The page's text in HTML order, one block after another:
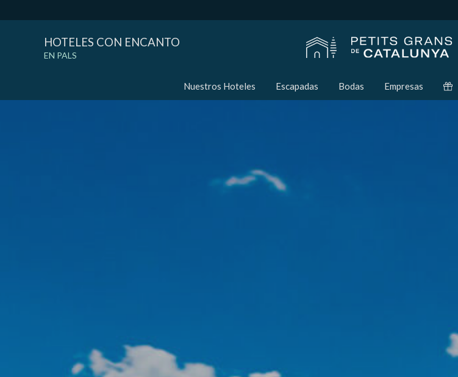
HOTELES CON ENCANTO
EN PALS
Nuestros Hoteles Escapadas Bodas Empresas